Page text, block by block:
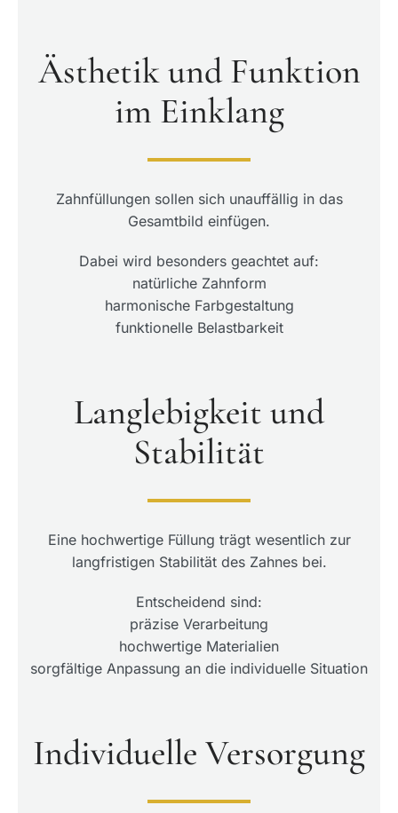
Ästhetik und Funktion
im Einklang
Zahnfüllungen sollen sich unauffällig in das
Gesamtbild einfügen.
Dabei wird besonders geachtet auf:
natürliche Zahnform
harmonische Farbgestaltung
funktionelle Belastbarkeit
Langlebigkeit und
Stabilität
Eine hochwertige Füllung trägt wesentlich zur
langfristigen Stabilität des Zahnes bei.
Entscheidend sind:
präzise Verarbeitung
hochwertige Materialien
sorgfältige Anpassung an die individuelle Situation
Individuelle Versorgung